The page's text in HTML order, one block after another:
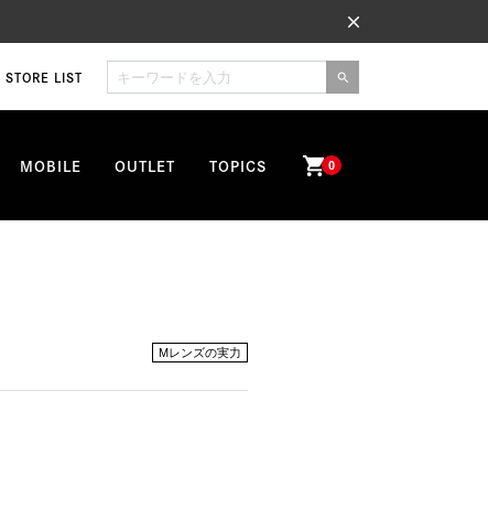
close
STORE LIST search
MOBILE OUTLET TOPICS shopping_cart0
Mレンズの実力